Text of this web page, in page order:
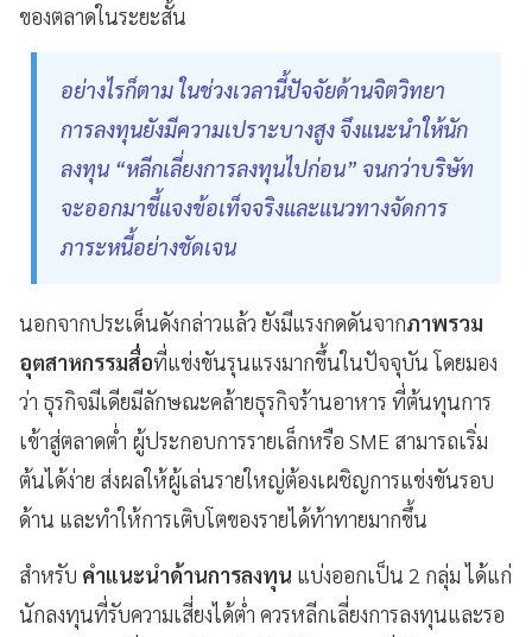
ของตลาดในระยะสั้น
อย่างไรก็ตาม ในช่วงเวลานี้ปัจจัยด้านจิตวิทยา
การลงทุนยังมีความเปราะบางสูง จึงแนะนำให้นัก
ลงทุน “หลีกเลี่ยงการลงทุนไปก่อน” จนกว่าบริษัท
จะออกมาชี้แจงข้อเท็จจริงและแนวทางจัดการ
ภาระหนี้อย่างชัดเจน
นอกจากประเด็นดังกล่าวแล้ว ยังมีแรงกดดันจากภาพรวม
อุตสาหกรรมสื่อที่แข่งขันรุนแรงมากขึ้นในปัจจุบัน โดยมอง
ว่า ธุรกิจมีเดียมีลักษณะคล้ายธุรกิจร้านอาหาร ที่ต้นทุนการ
เข้าสู่ตลาดต่ำ ผู้ประกอบการรายเล็กหรือ SME สามารถเริ่ม
ต้นได้ง่าย ส่งผลให้ผู้เล่นรายใหญ่ต้องเผชิญการแข่งขันรอบ
ด้าน และทำให้การเติบโตของรายได้ท้าทายมากขึ้น
สำหรับ คำแนะนำด้านการลงทุน แบ่งออกเป็น 2 กลุ่ม ได้แก่
นักลงทุนที่รับความเสี่ยงได้ต่ำ ควรหลีกเลี่ยงการลงทุนและรอ